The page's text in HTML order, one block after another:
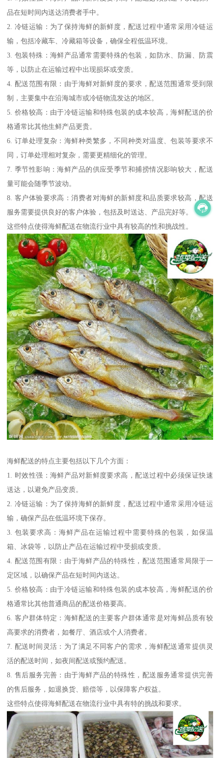
品在短时间内送达消费者手中。
2. 冷链运输：为了保持海鲜的新鲜度，配送过程中通常采用冷链运
输，包括冷藏车、冷藏箱等设备，确保全程低温环境。
3. 包装特殊：海鲜产品通常需要特殊的包装，如防水、防漏、防震
等，以防止在运输过程中出现损坏或变质。
4. 配送范围有限：由于海鲜对新鲜度的要求，配送范围通常受到限
制，主要集中在沿海城市或冷链物流发达的地区。
5. 价格较高：由于冷链运输和特殊包装的成本较高，海鲜配送的价
格通常比其他生鲜产品更贵。
6. 订单处理复杂：海鲜种类繁多，不同种类对温度、包装等要求不
同，订单处理相对复杂，需要更精细化的管理。
7. 季节性影响：海鲜产品的供应受季节和捕捞情况影响较大，配送
量可能会随季节波动。
8. 客户体验要求高：消费者对海鲜的新鲜度和品质要求较高，配送
服务需要提供良好的客户体验，包括及时送达、产品完好等。
这些特点使得海鲜配送在物流行业中具有较高的性和挑战性。
海鲜配送的特点主要包括以下几个方面：
1. 时效性强：海鲜产品对新鲜度要求高，配送过程中必须保证快速
送达，以避免产品变质。
2. 冷链运输：为了保持海鲜的新鲜度，配送过程中通常采用冷链运
输，确保产品在低温环境下保存。
3. 包装要求高：海鲜产品在运输过程中需要特殊的包装，如保温
箱、冰袋等，以防止产品在运输过程中受损或变质。
4. 配送范围有限：由于海鲜产品的特殊性，配送范围通常局限于一
定区域，以确保产品在短时间内送达。
5. 价格较高：由于冷链运输和特殊包装的成本较高，海鲜配送的价
格通常比其他普通商品的配送价格要高。
6. 客户群体特定：海鲜配送的主要客户群体通常是对海鲜品质有较
高要求的消费者，如餐厅、酒店或个人消费者。
7. 配送时间灵活：为了满足不同客户的需求，海鲜配送通常提供灵
活的配送时间，如夜间配送或预约配送。
8. 售后服务完善：由于海鲜产品的特殊性，配送服务通常提供完善
的售后服务，如退换货、赔偿等，以保障客户权益。
这些特点使得海鲜配送在物流行业中具有特的挑战和要求。